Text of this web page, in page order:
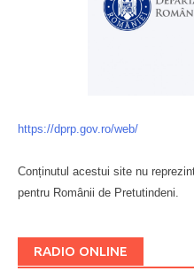
https://dprp.gov.ro/web/
Conținutul acestui site nu
pentru Românii de Pretutindeni.
RADIO ONLINE